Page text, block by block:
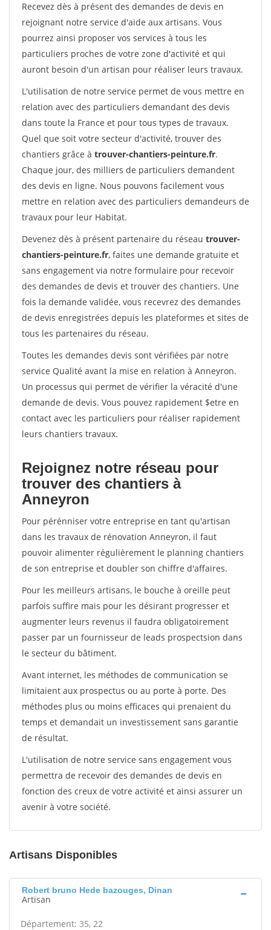
Recevez dès à présent des demandes de devis en
rejoignant notre service d'aide aux artisans. Vous
pourrez ainsi proposer vos services à tous les
particuliers proches de votre zone d'activité et qui
auront besoin d'un artisan pour réaliser leurs travaux.
L'utilisation de notre service permet de vous mettre en
relation avec des particuliers demandant des devis
dans toute la France et pour tous types de travaux.
Quel que soit votre secteur d'activité, trouver des
chantiers grâce à trouver-chantiers-peinture.fr.
Chaque jour, des milliers de particuliers demandent
des devis en ligne. Nous pouvons facilement vous
mettre en relation avec des particuliers demandeurs de
travaux pour leur Habitat.
Devenez dès à présent partenaire du réseau trouver-
chantiers-peinture.fr, faites une demande gratuite et
sans engagement via notre formulaire pour recevoir
des demandes de devis et trouver des chantiers. Une
fois la demande validée, vous recevrez des demandes
de devis enregistrées depuis les plateformes et sites de
tous les partenaires du réseau.
Toutes les demandes devis sont vérifiées par notre
service Qualité avant la mise en relation à Anneyron.
Un processus qui permet de vérifier la véracité d'une
demande de devis. Vous pouvez rapidement $etre en
contact avec les particuliers pour réaliser rapidement
leurs chantiers travaux.
Rejoignez notre réseau pour
trouver des chantiers à
Anneyron
Pour pérénniser votre entreprise en tant qu'artisan
dans les travaux de rénovation Anneyron, il faut
pouvoir alimenter régulièrement le planning chantiers
de son entreprise et doubler son chiffre d'affaires.
Pour les meilleurs artisans, le bouche à oreille peut
parfois suffire mais pour les désirant progresser et
augmenter leurs revenus il faudra obligatoirement
passer par un fournisseur de leads prospectsion dans
le secteur du bâtiment.
Avant internet, les méthodes de communication se
limitaient aux prospectus ou au porte à porte. Des
méthodes plus ou moins efficaces qui prenaient du
temps et demandait un investissement sans garantie
de résultat.
L'utilisation de notre service sans engagement vous
permettra de recevoir des demandes de devis en
fonction des creux de votre activité et ainsi assurer un
avenir à votre société.
Artisans Disponibles
Robert bruno Hede bazouges, Dinan
Artisan
Département: 35, 22